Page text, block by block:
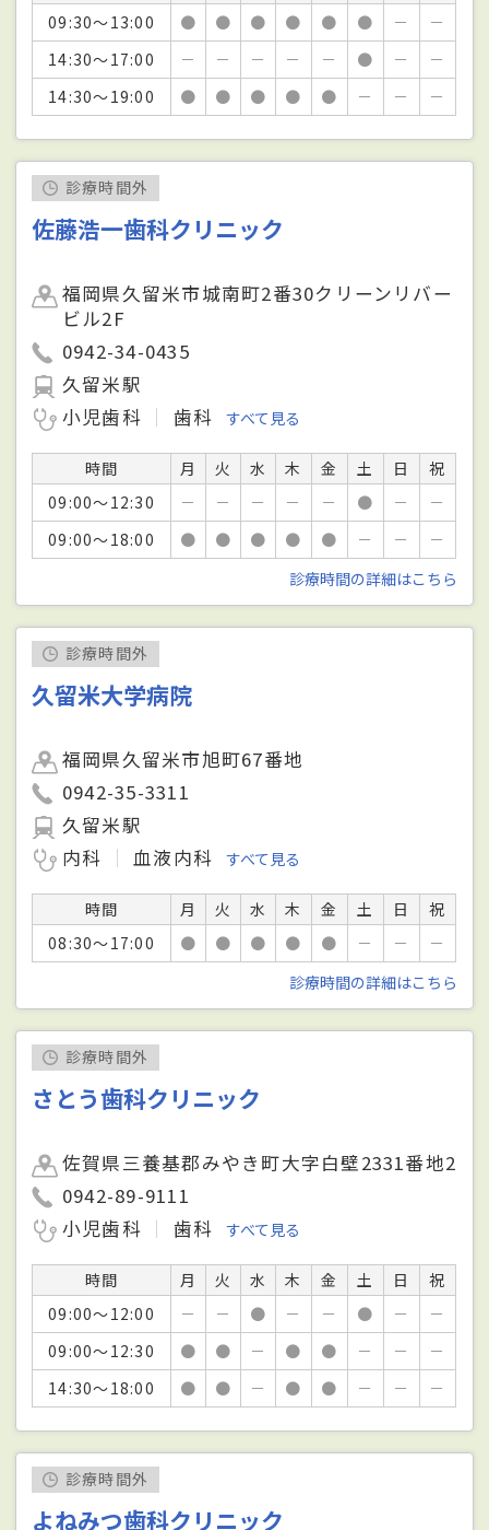
09:30～13:00
● ● ● ● ● ● －
－
14:30～17:00
－ － － － － ● －
－
14:30～19:00
● ● ● ● ● － － －
診療時間外
佐藤浩一歯科クリニック
福岡県久留米市城南町2番30クリーンリバー
ビル2F
0942-34-0435
久留米駅
小児歯科
歯科 すべて見る
時間 月 火 水 木 金 土 日
祝
09:00～12:30
－ － － － － ● －
－
09:00～18:00
● ● ● ● ● － －
－
診療時間の詳細はこちら
診療時間外
久留米大学病院
福岡県久留米市旭町67番地
0942-35-3311
久留米駅
内科
血液内科 すべて見る
時間 月 火 水 木 金 土 日
祝
08:30～17:00
● ● ● ● ● － －
－
診療時間の詳細はこちら
診療時間外
さとう歯科クリニック
佐賀県三養基郡みやき町大字白壁2331番地2
0942-89-9111
小児歯科
歯科 すべて見る
時間 月 火 水 木 金 土 日
祝
09:00～12:00
－ － ● － － ● －
－
09:00～12:30
● ● － ● ● － －
－
14:30～18:00
● ● － ● ● － － －
診療時間外
よねみつ歯科クリニック